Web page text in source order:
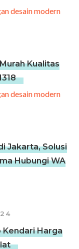
Kualitas
Jakarta, Solusi
Hubungi WA
Kendari Harga